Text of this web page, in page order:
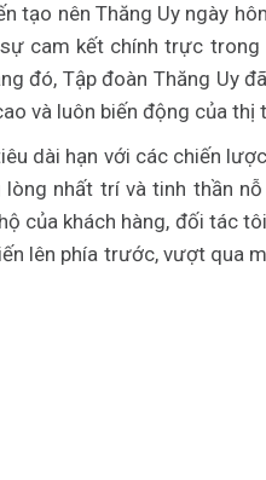
tạo nên Thăng Uy ngày
cam kết chính trực
đó, Tập đoàn Thăng Uy
và luôn biến động của thị
dài hạn với các chiến
nhất trí và tinh thần
của khách hàng, đối tác
lên phía trước, vượt